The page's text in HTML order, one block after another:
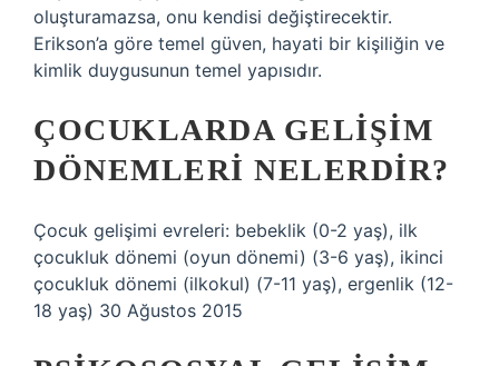
oluşturamazsa, onu kendisi değiştirecektir.
Erikson’a göre temel güven, hayati bir kişiliğin ve
kimlik duygusunun temel yapısıdır.
ÇOCUKLARDA GELIŞIM
DÖNEMLERI NELERDIR?
Çocuk gelişimi evreleri: bebeklik (0-2 yaş), ilk
çocukluk dönemi (oyun dönemi) (3-6 yaş), ikinci
çocukluk dönemi (ilkokul) (7-11 yaş), ergenlik (12-
18 yaş) 30 Ağustos 2015